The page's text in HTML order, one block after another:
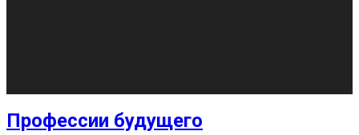
Как бороться со стрессом